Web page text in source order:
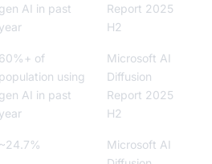
gen AI in past
year
Report 2025
H2
60%+ of
population using
gen AI in past
year
Microsoft AI
Diffusion
Report 2025
H2
~24.7%
Microsoft AI